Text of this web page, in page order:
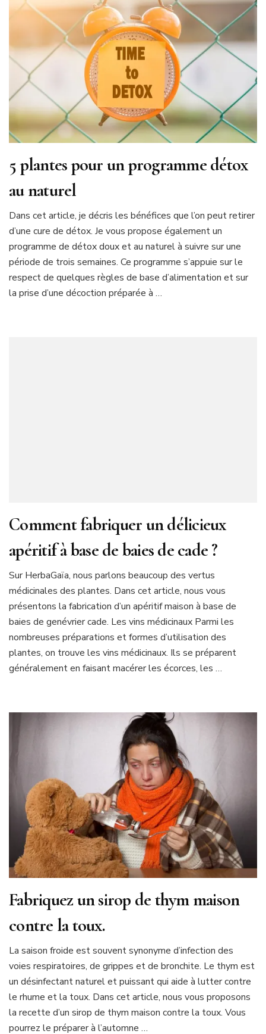
5 plantes pour un programme détox
au naturel
Dans cet article, je décris les bénéfices que l’on peut retirer
d’une cure de détox. Je vous propose également un
programme de détox doux et au naturel à suivre sur une
période de trois semaines. Ce programme s’appuie sur le
respect de quelques règles de base d’alimentation et sur
la prise d’une décoction préparée à …
Comment fabriquer un délicieux
apéritif à base de baies de cade ?
Sur HerbaGaïa, nous parlons beaucoup des vertus
médicinales des plantes. Dans cet article, nous vous
présentons la fabrication d’un apéritif maison à base de
baies de genévrier cade. Les vins médicinaux Parmi les
nombreuses préparations et formes d’utilisation des
plantes, on trouve les vins médicinaux. Ils se préparent
généralement en faisant macérer les écorces, les …
Fabriquez un sirop de thym maison
contre la toux.
La saison froide est souvent synonyme d’infection des
voies respiratoires, de grippes et de bronchite. Le thym est
un désinfectant naturel et puissant qui aide à lutter contre
le rhume et la toux. Dans cet article, nous vous proposons
la recette d’un sirop de thym maison contre la toux. Vous
pourrez le préparer à l’automne …